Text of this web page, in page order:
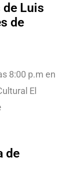
de Luis
de
8:00 p.m en
El
de